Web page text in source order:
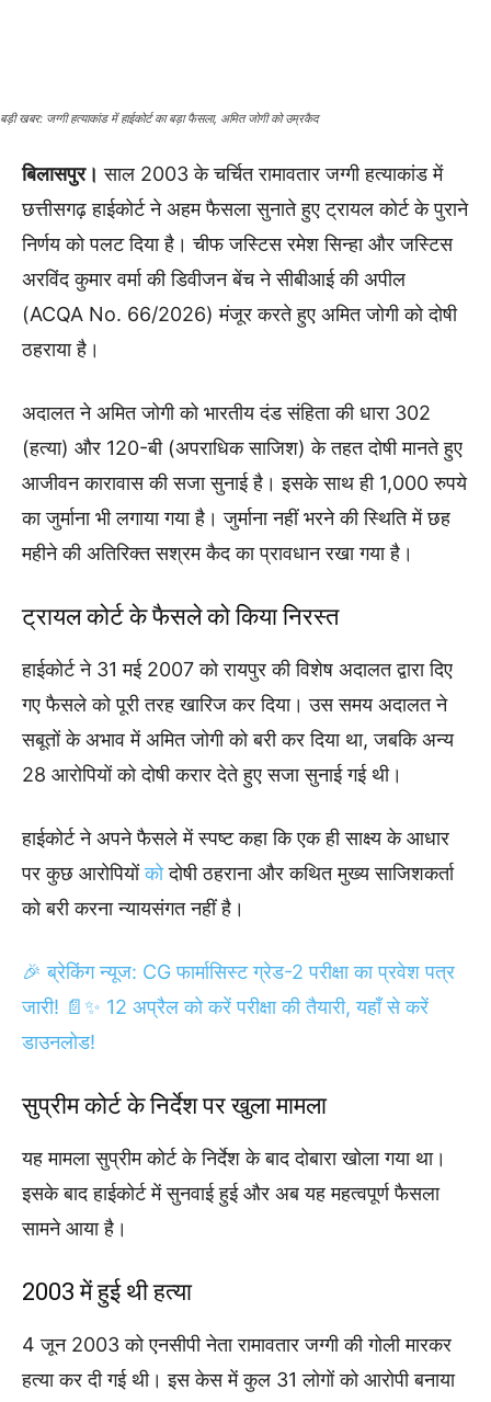
बड़ी खबर: जग्गी हत्याकांड में हाईकोर्ट का बड़ा फैसला, अमित जोगी को उम्रकैद
बिलासपुर। साल 2003 के चर्चित रामावतार जग्गी हत्याकांड में
छत्तीसगढ़ हाईकोर्ट ने अहम फैसला सुनाते हुए ट्रायल कोर्ट के पुराने
निर्णय को पलट दिया है। चीफ जस्टिस रमेश सिन्हा और जस्टिस
अरविंद कुमार वर्मा की डिवीजन बेंच ने सीबीआई की अपील
(ACQA No. 66/2026) मंजूर करते हुए अमित जोगी को दोषी
ठहराया है।
अदालत ने अमित जोगी को भारतीय दंड संहिता की धारा 302
(हत्या) और 120-बी (अपराधिक साजिश) के तहत दोषी मानते हुए
आजीवन कारावास की सजा सुनाई है। इसके साथ ही 1,000 रुपये
का जुर्माना भी लगाया गया है। जुर्माना नहीं भरने की स्थिति में छह
महीने की अतिरिक्त सश्रम कैद का प्रावधान रखा गया है।
ट्रायल कोर्ट के फैसले को किया निरस्त
हाईकोर्ट ने 31 मई 2007 को रायपुर की विशेष अदालत द्वारा दिए
गए फैसले को पूरी तरह खारिज कर दिया। उस समय अदालत ने
सबूतों के अभाव में अमित जोगी को बरी कर दिया था, जबकि अन्य
28 आरोपियों को दोषी करार देते हुए सजा सुनाई गई थी।
हाईकोर्ट ने अपने फैसले में स्पष्ट कहा कि एक ही साक्ष्य के आधार
पर कुछ आरोपियोंकोदोषी ठहराना और कथित मुख्य साजिशकर्ता
को बरी करना न्यायसंगत नहीं है।
🎉 ब्रेकिंग न्यूज: CG फार्मासिस्ट ग्रेड-2 परीक्षा का प्रवेश पत्र
जारी! 📄✨ 12 अप्रैल को करें परीक्षा की तैयारी, यहाँ से करें
डाउनलोड!
सुप्रीम कोर्ट के निर्देश पर खुला मामला
यह मामला सुप्रीम कोर्ट के निर्देश के बाद दोबारा खोला गया था।
इसके बाद हाईकोर्ट में सुनवाई हुई और अब यह महत्वपूर्ण फैसला
सामने आया है।
2003 में हुई थी हत्या
4 जून 2003 को एनसीपी नेता रामावतार जग्गी की गोली मारकर
हत्या कर दी गई थी। इस केस में कुल 31 लोगों को आरोपी बनाया